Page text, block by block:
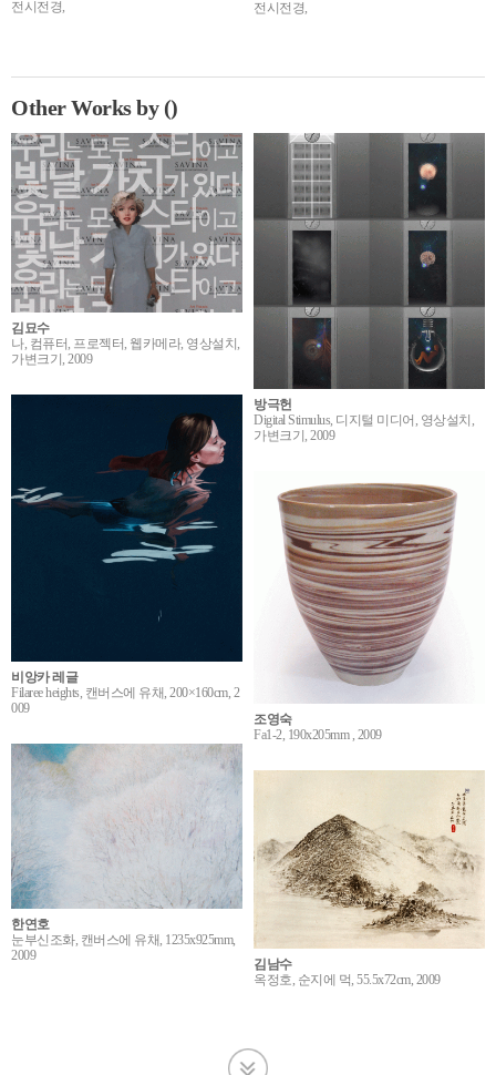
전시전경,
전시전경,
Other Works by ()
김묘수
나, 컴퓨터, 프로젝터, 웹카메라, 영상설치,
가변크기, 2009
방극헌
Digital Stimulus, 디지털 미디어, 영상설치,
가변크기, 2009
비앙카 레글
Filaree heights, 캔버스에 유채, 200×160cm, 2
009
조영숙
Fa1-2, 190x205mm , 2009
한연호
눈부신조화, 캔버스에 유채, 1235x925mm,
2009
김남수
옥정호, 순지에 먹, 55.5x72cm, 2009